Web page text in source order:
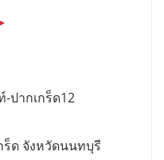
ปากเกร็ด12
ร็ด จังหวัดนนทบุรี